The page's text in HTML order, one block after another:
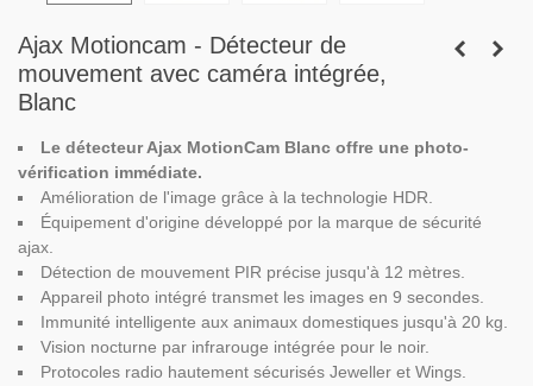
Ajax Motioncam - Détecteur de
mouvement avec caméra intégrée,
Blanc
Le détecteur Ajax MotionCam Blanc offre une photo-
vérification immédiate.
Amélioration de l'image grâce à la technologie HDR.
Équipement d'origine développé por la marque de sécurité
ajax.
Détection de mouvement PIR précise jusqu'à 12 mètres.
Appareil photo intégré transmet les images en 9 secondes.
Immunité intelligente aux animaux domestiques jusqu'à 20 kg.
Vision nocturne par infrarouge intégrée pour le noir.
Protocoles radio hautement sécurisés Jeweller et Wings.